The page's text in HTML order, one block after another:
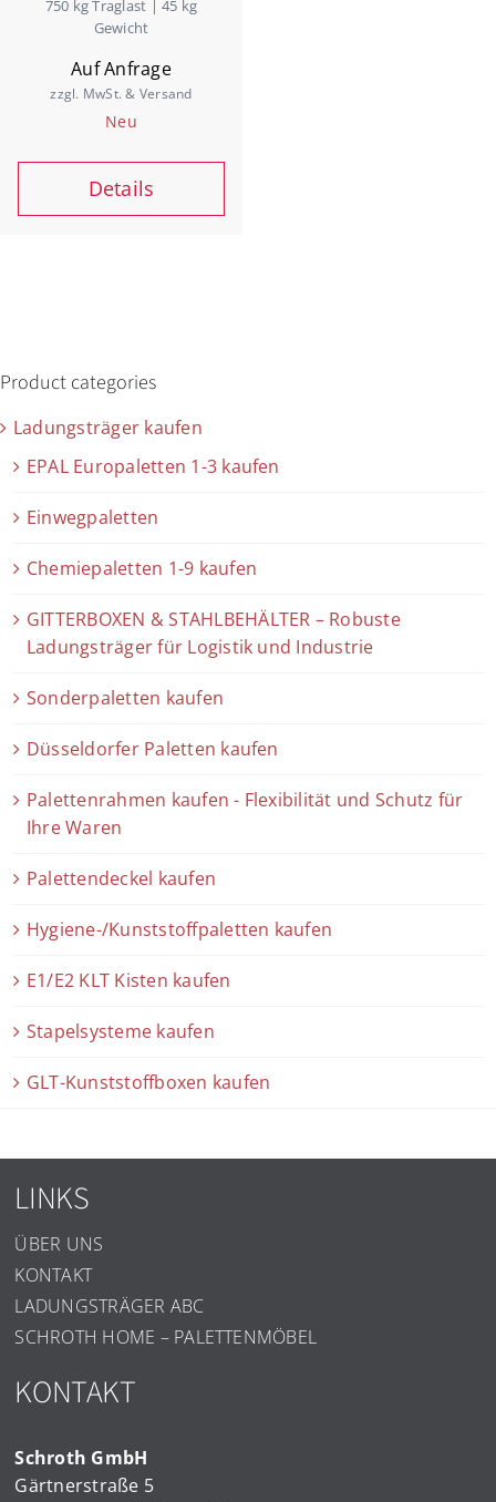
Warenkorb
750 kg Traglast | 45 kg
Gewicht
Auf Anfrage
zzgl. MwSt. & Versand
Neu
Details
Product categories
Ladungsträger kaufen
EPAL Europaletten 1-3 kaufen
Einwegpaletten
Chemiepaletten 1-9 kaufen
GITTERBOXEN & STAHLBEHÄLTER – Robuste
Ladungsträger für Logistik und Industrie
Sonderpaletten kaufen
Düsseldorfer Paletten kaufen
Palettenrahmen kaufen - Flexibilität und Schutz für
Ihre Waren
Palettendeckel kaufen
Hygiene-/Kunststoffpaletten kaufen
E1/E2 KLT Kisten kaufen
Stapelsysteme kaufen
GLT-Kunststoffboxen kaufen
LINKS
ÜBER UNS
KONTAKT
LADUNGSTRÄGER ABC
SCHROTH HOME – PALETTENMÖBEL
KONTAKT
Schroth GmbH
Gärtnerstraße 5